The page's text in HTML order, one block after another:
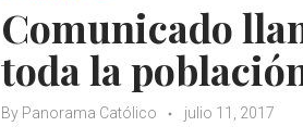
Comunicado
toda la
By Panorama Católico julio 11, 2017